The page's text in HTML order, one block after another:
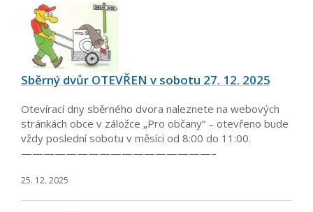
Sběrný dvůr OTEVŘEN v sobotu 27. 12. 2025
Otevírací dny sběrného dvora naleznete na webových
stránkách obce v záložce „Pro občany“ – otevřeno bude
vždy poslední sobotu v měsíci od 8:00 do 11:00.
—————————————————–
25. 12. 2025